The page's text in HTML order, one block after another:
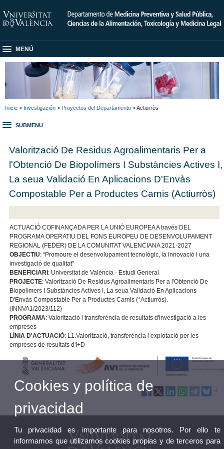
MENÚ
Inicio > Investigación > Proyectos del Departamento > Actiurròs
SUBMENU
Valorització De Residus Agroalimentaris Per a
l'Obtenció De Biopolímers I Substàncies Actives I,
La seua Validació En Aplicacions D'Envàs
Compostable Per a Productes Carnis (Actiurròs)
ACTUACIÓ COFINANÇADA PER LA UNIÓ EUROPEA A través DEL
PROGRAMA OPERATIU DEL FONS EUROPEU DE DESENVOLUPAMENT
REGIONAL (FEDER) DE LA COMUNITAT VALENCIANA 2021-2027
OBJECTIU: “Promoure el desenvolupament tecnològic, la innovació i una
investigació de qualitat”
BENEFICIARI : Universitat de València - Estudi General
PROJECTE: Valorització De Residus Agroalimentaris Per a l'Obtenció De
Biopolímers I Substàncies Actives I, La seua Validació En Aplicacions
D'Envàs Compostable Per a Productes Carnis (*Actiurròs).
(INNVA1/2023/112)
PROGRAMA: Valorització i transferència de resultats d'investigació a les
empreses
LÍNIA D'ACTUACIÓ: L1.Valorització, transferència i explotació per les
empreses de resultats d'I+D
Cookies y política de
privacidad
Tu privacidad es importante para nosotros. Por ello te
informamos que utilizamos cookies propias y de terceros para